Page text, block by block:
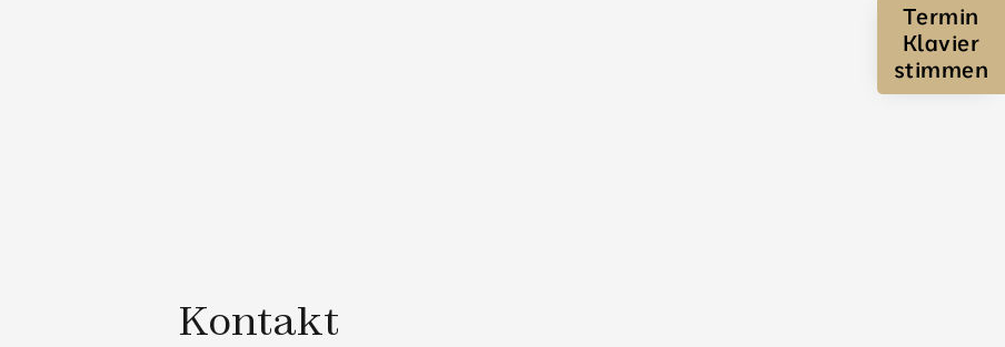
Kontakt
Termin
Klavier
stimmen